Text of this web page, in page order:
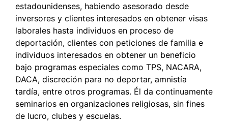
estadounidenses, habiendo asesorado desde
inversores y clientes interesados en obtener visas
laborales hasta individuos en proceso de
deportación, clientes con peticiones de familia e
individuos interesados en obtener un beneficio
bajo programas especiales como TPS, NACARA,
DACA, discreción para no deportar, amnistía
tardía, entre otros programas. Él da continuamente
seminarios en organizaciones religiosas, sin fines
de lucro, clubes y escuelas.